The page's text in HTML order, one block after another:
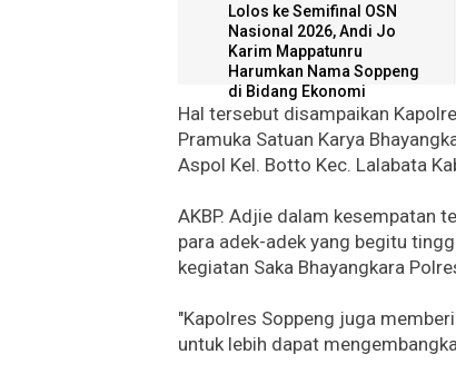
Lolos ke Semifinal OSN
Nasional 2026, Andi Jo
Karim Mappatunru
Harumkan Nama Soppeng
di Bidang Ekonomi
Hal tersebut disampaikan
Pramuka Satuan Karya
Aspol Kel. Botto Kec. Lalabata
AKBP. Adjie dalam kesempatan
para adek-adek yang begitu
kegiatan Saka Bhayangkara
"Kapolres Soppeng juga
untuk lebih dapat